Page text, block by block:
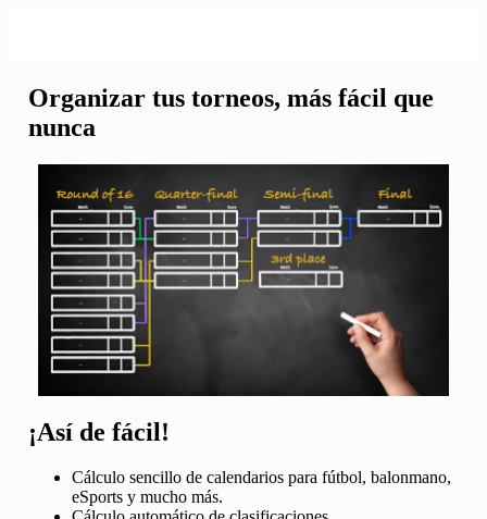
Organizar tus torneos, más fácil que
nunca
¡Así de fácil!
Cálculo sencillo de calendarios para fútbol, balonmano,
eSports y mucho más.